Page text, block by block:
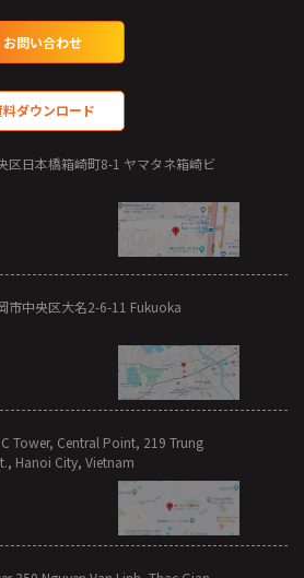
お問い合わせ
料ダウンロード
区日本橋箱崎町8-1 ヤマタネ箱崎ビ
市中央区大名2-6-11 Fukuoka
Tower, Central Point, 219 Trung
Hanoi City, Vietnam